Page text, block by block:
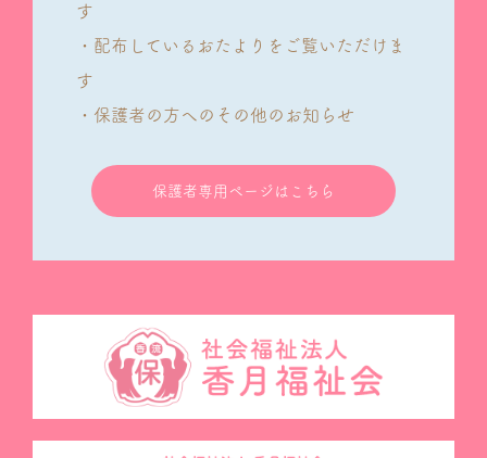
す
・配布しているおたよりをご覧いただけま
す
・保護者の方へのその他のお知らせ
保護者専用ページはこちら